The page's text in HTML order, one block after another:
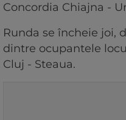
Concordia Chiajna -
Runda se încheie joi,
dintre ocupantele
Cluj - Steaua.